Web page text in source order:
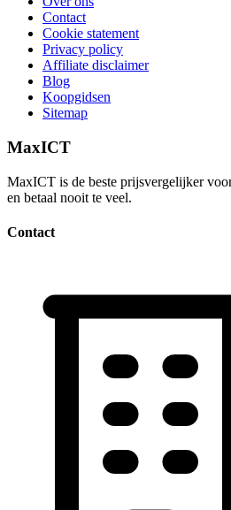
Contact
Cookie statement
Privacy policy
Affiliate disclaimer
Blog
Koopgidsen
Sitemap
MaxICT
MaxICT is de beste prijsvergelijker
en betaal nooit te veel.
Contact